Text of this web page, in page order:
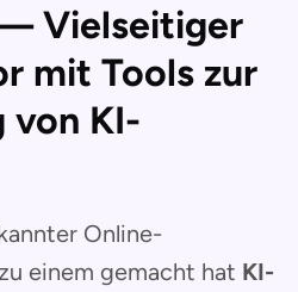
Vielseitiger
mit Tools zur
von KI-
Online-
einem gemacht hat KI-